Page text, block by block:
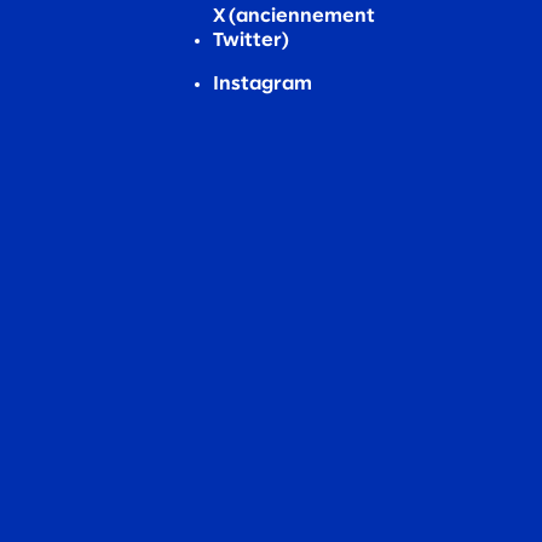
X (anciennement
Twitter)
Instagram